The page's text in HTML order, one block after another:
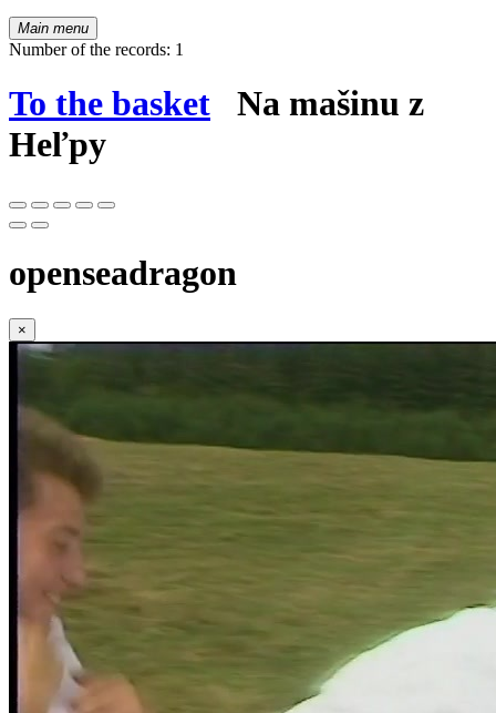
Main menu
Number of the records: 1
To the basket Na mašinu z
Heľpy
openseadragon
×